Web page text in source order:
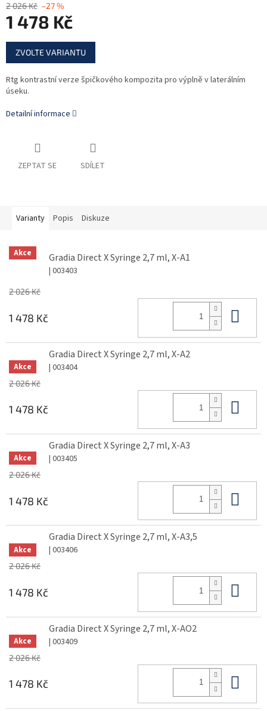
2 026 Kč –27 %
1 478 Kč
Měrná
cena:
ZVOLTE VARIANTU
Rtg kontrastní verze špičkového kompozita pro výplně v laterálním
úseku.
Detailní informace
ZEPTAT SE SDÍLET
Varianty Popis Diskuze
Akce Gradia Direct X Syringe 2,7 ml, X-A1
| 003403
2 026 Kč
1 478 Kč
Akce
Gradia Direct X Syringe 2,7 ml, X-A2
| 003404
2 026 Kč
1 478 Kč
Akce
Gradia Direct X Syringe 2,7 ml, X-A3
| 003405
2 026 Kč
1 478 Kč
Akce
Gradia Direct X Syringe 2,7 ml, X-A3,5
| 003406
2 026 Kč
1 478 Kč
Akce
Gradia Direct X Syringe 2,7 ml, X-AO2
| 003409
2 026 Kč
1 478 Kč